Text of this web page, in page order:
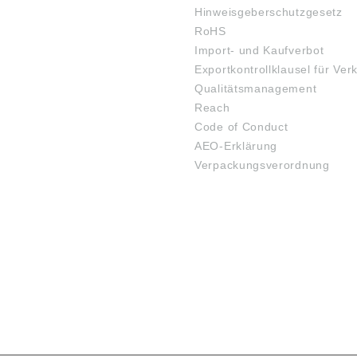
Hinweisgeberschutzgesetz
RoHS
Import- und Kaufverbot
Exportkontrollklausel für
Qualitätsmanagement
Reach
Code of Conduct
AEO-Erklärung
Verpackungsverordnung